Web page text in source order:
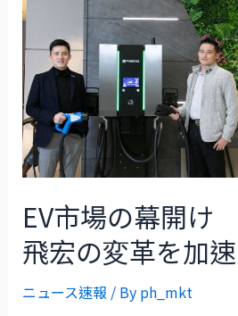
EV市場の幕開
飛宏の変革を加速
ニュース速報 / By ph_mkt